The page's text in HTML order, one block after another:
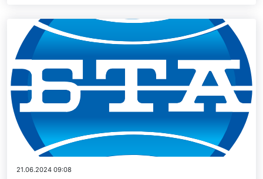
21.06.2024 09:08